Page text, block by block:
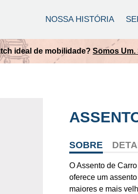
NOSSA HISTÓRIA
ideal de mobilidade?Somos
SOBRE
O Assento de
oferece um
maiores e mais